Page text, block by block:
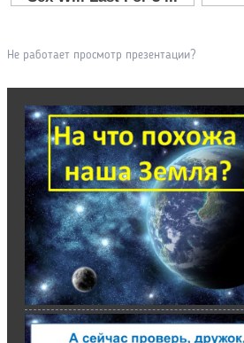
Не работает просмотр презентации?